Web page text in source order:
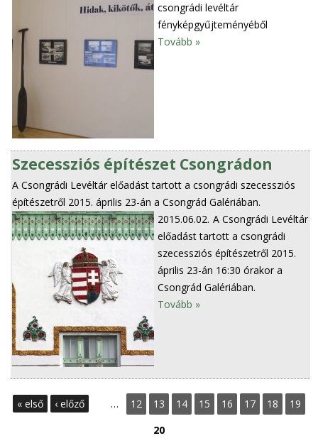
csongrádi levéltár
fényképgyűjteményéből
Tovább »
Szecessziós építészet Csongrádon
A Csongrádi Levéltár előadást tartott a csongrádi szecessziós
építészetről 2015. április 23-án a Csongrád Galériában.
2015.06.02. A Csongrádi Levéltár
előadást tartott a csongrádi
szecessziós építészetről 2015.
április 23-án 16:30 órakor a
Csongrád Galériában.
Tovább »
O« első ‹ előző … 12 13 14 15 16 17 18
19
20